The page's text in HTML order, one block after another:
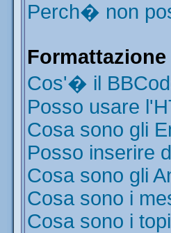
Perch� non
Cos'� il
Posso usare
Cosa sono gli
Posso inserire
Cosa sono gli
Cosa sono i
Cosa sono i